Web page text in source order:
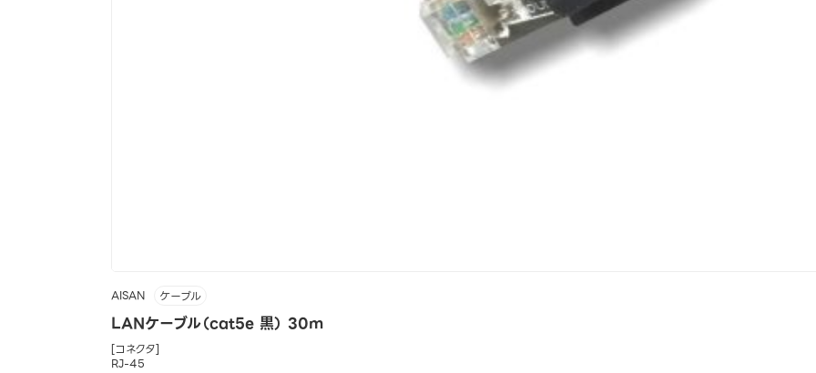
AISAN ケーブル
LANケーブル（cat5e 黒） 30m
[コネクタ]
RJ-45